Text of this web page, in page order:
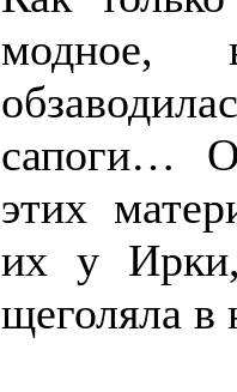
модное,
сапоги…
этих
их у
щеголяла в